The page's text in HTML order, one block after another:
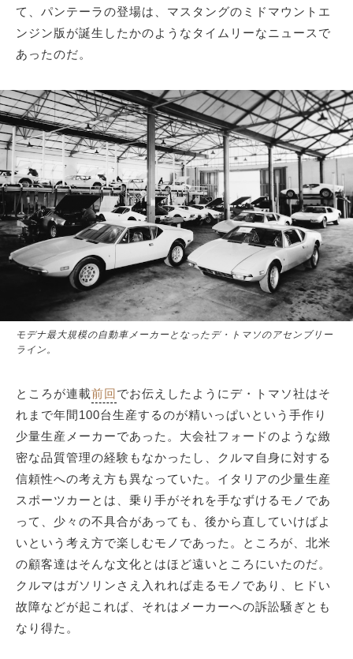
て、パンテーラの登場は、マスタングのミドマウントエ
ンジン版が誕生したかのようなタイムリーなニュースで
あったのだ。
モデナ最大規模の自動車メーカーとなったデ・トマソのアセンブリー
ライン。
ところが連載前回 でお伝えしたようにデ・トマソ社はそ
れまで年間100台生産するのが精いっぱいという手作り
少量生産メーカーであった。大会社フォードのような緻
密な品質管理の経験もなかったし、クルマ自身に対する
信頼性への考え方も異なっていた。イタリアの少量生産
スポーツカーとは、乗り手がそれを手なずけるモノであ
って、少々の不具合があっても、後から直していけばよ
いという考え方で楽しむモノであった。ところが、北米
の顧客達はそんな文化とはほど遠いところにいたのだ。
クルマはガソリンさえ入れれば走るモノであり、ヒドい
故障などが起これば、それはメーカーへの訴訟騒ぎとも
なり得た。